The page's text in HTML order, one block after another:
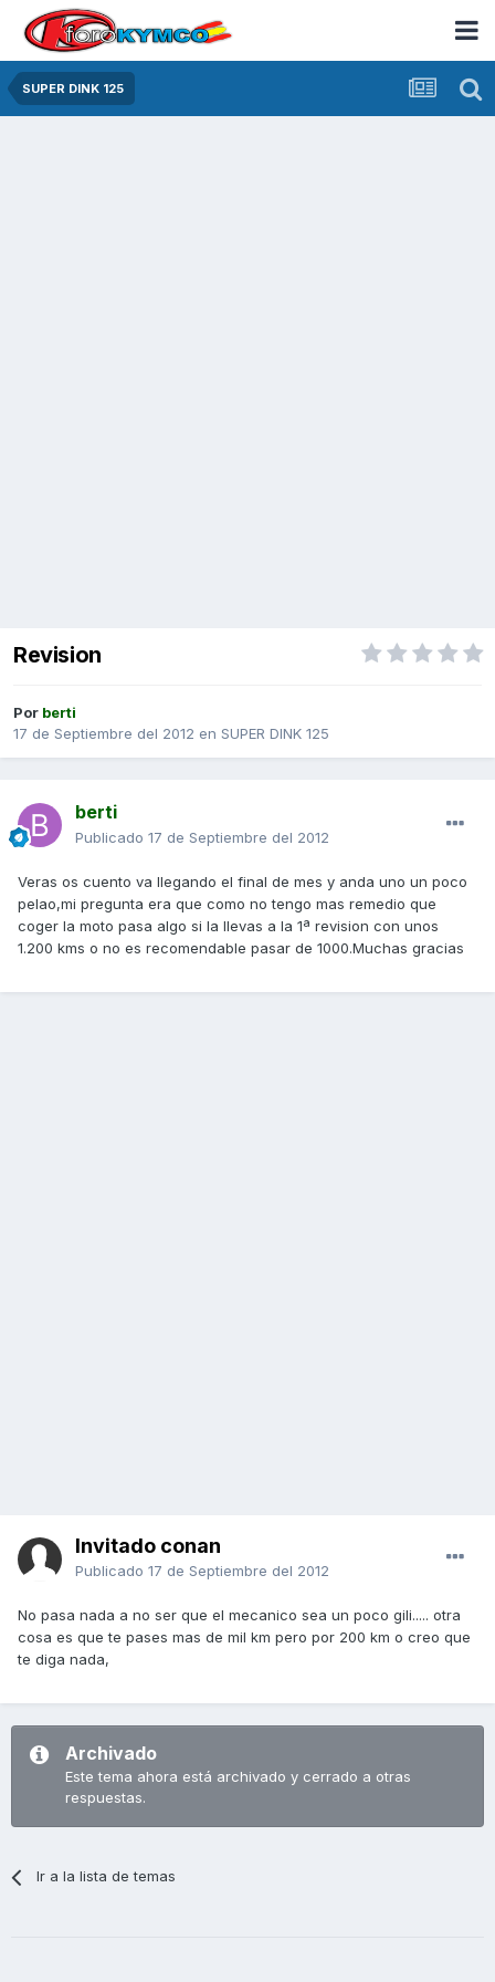
SUPER DINK 125
Revision
Por berti
17 de Septiembre del 2012 en SUPER DINK 125
berti
Publicado 17 de Septiembre del 2012
Veras os cuento va llegando el final de mes y anda uno un poco
pelao,mi pregunta era que como no tengo mas remedio que
coger la moto pasa algo si la llevas a la 1ª revision con unos
1.200 kms o no es recomendable pasar de 1000.Muchas gracias
Invitado conan
Publicado 17 de Septiembre del 2012
No pasa nada a no ser que el mecanico sea un poco gili..... otra
cosa es que te pases mas de mil km pero por 200 km o creo que
te diga nada,
Archivado
Este tema ahora está archivado y cerrado a otras
respuestas.
Ir a la lista de temas